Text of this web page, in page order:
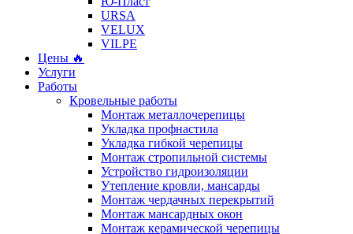
URSA
VELUX
VILPE
Цены 🔥
Услуги
Работы
Кровельные работы
Монтаж металлочерепицы
Укладка профнастила
Укладка гибкой черепицы
Монтаж стропильной системы
Устройство гидроизоляции
Утепление кровли, мансарды
Монтаж чердачных перекрытий
Монтаж мансардных окон
Монтаж керамической черепицы